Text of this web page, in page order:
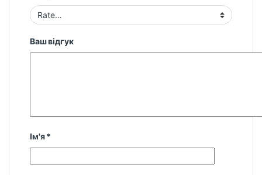
Ваш відгук
Ім'я*